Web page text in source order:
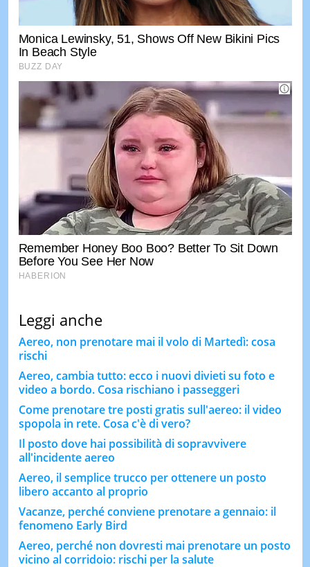
Leggi anche
Aereo, non prenotare mai il volo di Martedì: cosa
rischi
Aereo, cambia tutto: ecco i nuovi divieti su foto e
video a bordo. Cosa rischiano i passeggeri
Come prenotare tre posti gratis sull'aereo: il video
spopola in rete. Cosa c'è di vero?
Il posto dove hai possibilità di sopravvivere
all'incidente aereo
Aereo, il semplice trucco per ottenere un posto
libero accanto al proprio
Vacanze, perché conviene prenotare a gennaio: il
fenomeno Early Bird
Aereo, perché non dovresti mai prenotare un posto
vicino al corridoio: rischi per la salute